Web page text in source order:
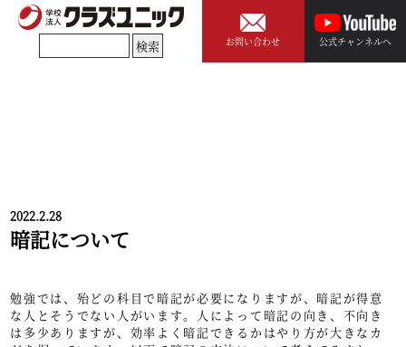
お問い合わせ 公式チャンネルへ
2022.2.28
暗記について
勉強では、殆どの科目で暗記が必要になりますが、暗記が得意
な人とそうでない人がいます。人によって暗記の向き、不向き
は多少ありますが、効率よく暗記できるかはやり方が大きなカ